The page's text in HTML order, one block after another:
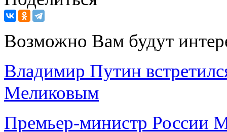
Возможно Вам будут
Владимир Путин
Меликовым
Премьер-министр России